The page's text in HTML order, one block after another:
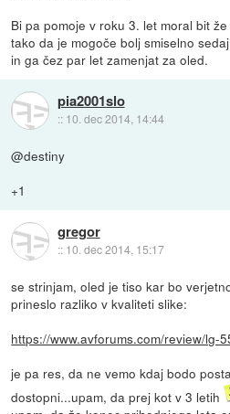
Bi pa pomoje v roku 3. let moral bit
tako da je mogoče bolj smiselno
in ga čez par let zamenjat za oled.
pia2001slo
:: 10. dec 2014, 14:44
@destiny
+1
gregor
:: 10. dec 2014, 15:17
se strinjam, oled je tiso kar bo
prineslo razliko v kvaliteti slike:
https://www.avforums.com/review/lg-
je pa res, da ne vemo kdaj bodo
dostopni...upam, da prej kot v 3 letih